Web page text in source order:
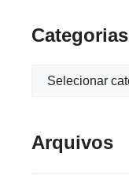
Categorias
Arquivos